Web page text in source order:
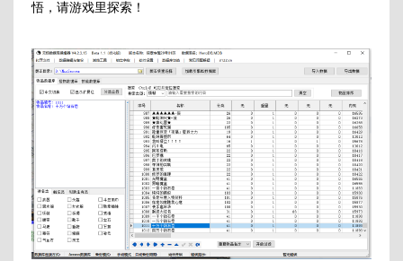
悟，请游戏里探索！